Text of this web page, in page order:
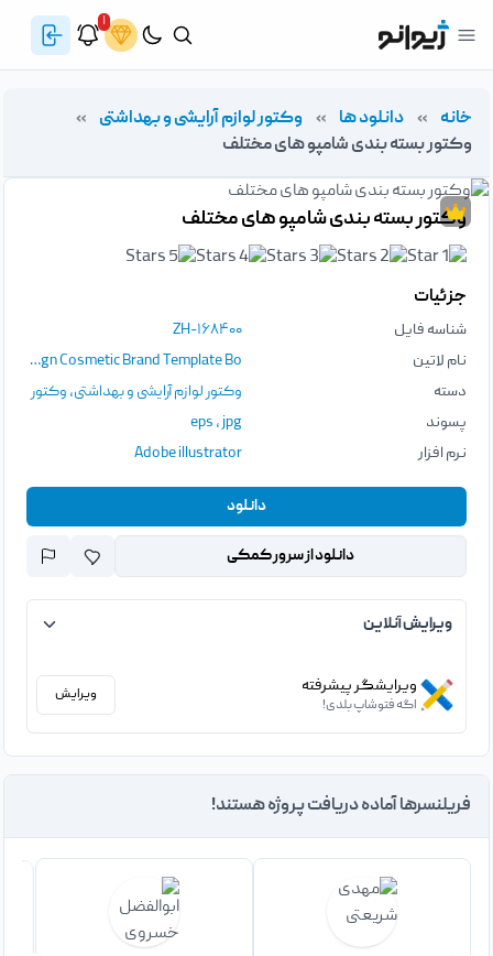
۱
خانه » دانلود ها » وکتور لوازم آرایشی و بهداشتی »
وکتور بسته بندی شامپو های مختلف
وکتور بسته بندی شامپو های مختلف
جزئیات
شناسه فایل
ZH-۱۶۸۴۰۰
نام لاتین
Shampoo Packaging Cream Tube Soap Bottle With Water Drops Template Design Cosmetic Brand Template Bo
دسته
وکتور لوازم آرایشی و بهداشتی, وکتور
پسوند
eps ،jpg
نرم افزار
Adobe illustrator
دانلود
دانلود از سرور کمکی
ویرایش آنلاین
ویرایشگر پیشرفته
اگه فتوشاپ بلدی!
ویرایش
فریلنسرها آماده دریافت پروژه هستند!